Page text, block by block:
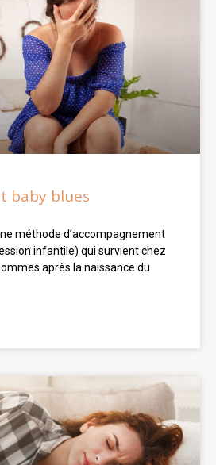
baby blues
méthode d’accompagnement
infantile) qui survient chez
après la naissance du